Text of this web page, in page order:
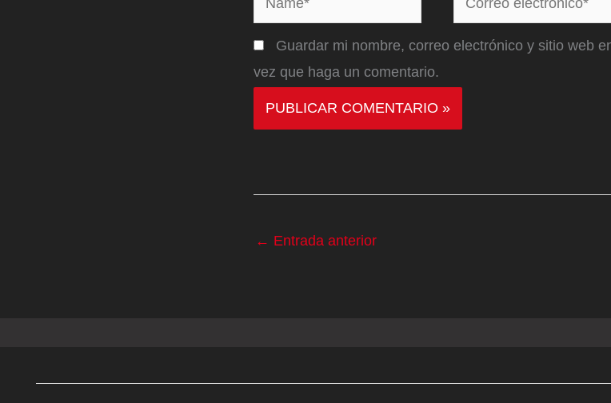
electrónico*
Guardar mi nombre, correo electrónico y sitio web
vez que haga un comentario.
← Entrada anterior